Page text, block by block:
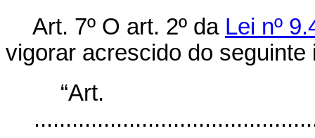
Art. 7º O art. 2º da Lei nº
vigorar acrescido do seguinte